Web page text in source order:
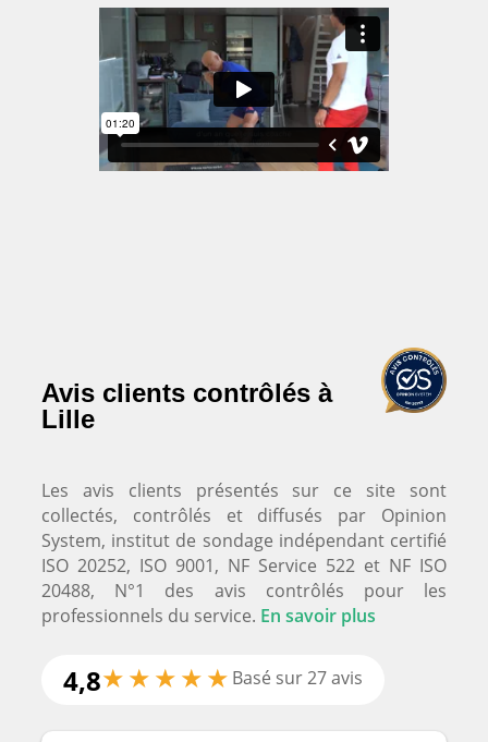
Avis clients contrôlés à
Lille
Les avis clients présentés sur ce site sont
collectés, contrôlés et diffusés par Opinion
System, institut de sondage indépendant certifié
ISO 20252, ISO 9001, NF Service 522 et NF ISO
20488, N°1 des avis contrôlés pour les
professionnels du service. En savoir plus
4,8★★★★★ Basé sur 27 avis